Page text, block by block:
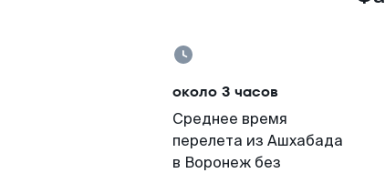
около 3 часов
Среднее время
перелета из Ашхабада
в Воронеж без